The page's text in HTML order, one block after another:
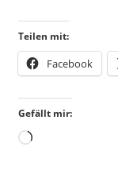
Teilen mit:
Facebook
Gefällt mir:
Wird